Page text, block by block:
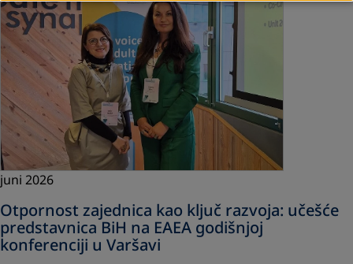
juni 2026
Otpornost zajednica kao ključ razvoja: učešće
predstavnica BiH na EAEA godišnjoj
konferenciji u Varšavi